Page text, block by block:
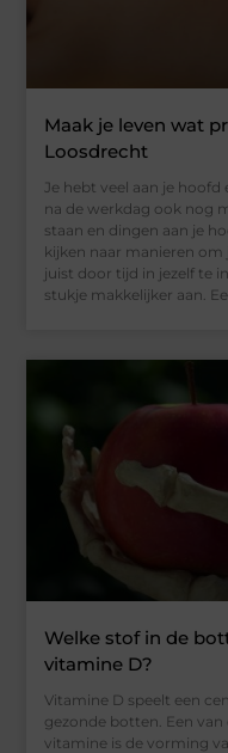
Maak je leven wat
Loosdrecht
Je hebt veel aan je
na de werkdag ook nog
staan en dingen aan je
kijken naar manieren om
juist door tijd in jezelf te
stukje makkelijker aan.
Welke stof in de
vitamine D?
Vitamine D speelt een
gezonde botten. Een
vitamine is de vorming